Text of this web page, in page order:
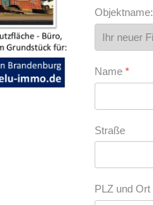
Objektname:
Name *
Straße
PLZ und Ort